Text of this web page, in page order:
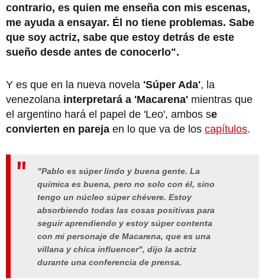
contrario, es quien me enseña con mis escenas,
me ayuda a ensayar. Él no tiene problemas. Sabe
que soy actriz, sabe que estoy detrás de este
sueño desde antes de conocerlo".
Y es que en la nueva novela 'Súper Ada', la
venezolana interpretará a 'Macarena' mientras que
el argentino hará el papel de 'Leo', ambos se
convierten en pareja en lo que va de los capítulos.
"Pablo es súper lindo y buena gente. La
química es buena, pero no solo con él, sino
tengo un núcleo súper chévere. Estoy
absorbiendo todas las cosas positivas para
seguir aprendiendo y estoy súper contenta
con mi personaje de Macarena, que es una
villana y chica influencer", dijo la actriz
durante una conferencia de prensa.